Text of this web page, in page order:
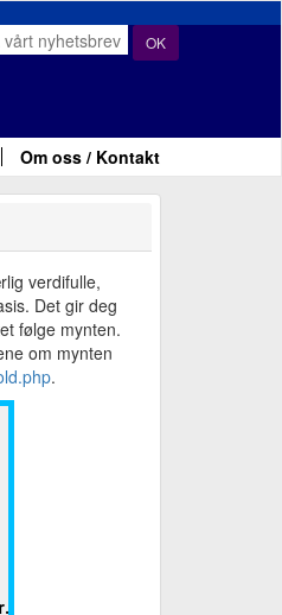
OK
Om oss / Kontakt
verdifulle,
Det gir deg
følge mynten.
om mynten
.